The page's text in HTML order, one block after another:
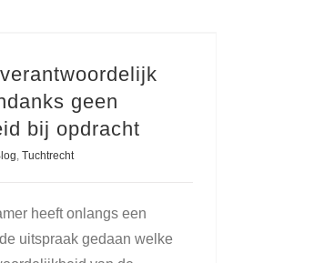
geen
bij opdracht
, Tuchtrecht
heeft onlangs een
uitspraak gedaan welke